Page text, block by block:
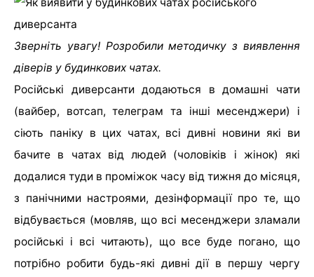
Зверніть увагу! Розробили методичку з виявлення
діверів у будинкових чатах.
Російські диверсанти додаються в домашні чати
(вайбер, вотсап, телеграм та інші месенджери) і
сіють паніку в цих чатах, всі дивні новини які ви
бачите в чатах від людей (чоловіків і жінок) які
додалися туди в проміжок часу від тижня до місяця,
з панічними настроями, дезінформації про те, що
відбувається (мовляв, що всі месенджери зламали
російські і всі читають), що все буде погано, що
потрібно робити будь-які дивні дії в першу чергу